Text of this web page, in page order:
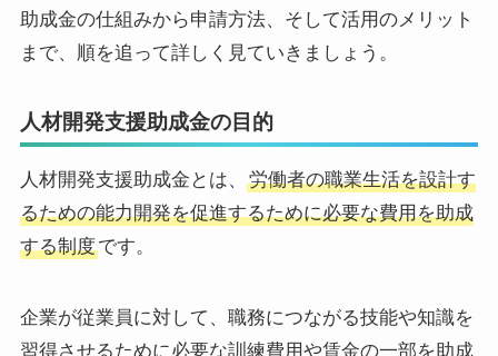
助成金の仕組みから申請方法、そして活用のメリット
まで、順を追って詳しく見ていきましょう。
人材開発支援助成金の目的
人材開発支援助成金とは、
労働者の職業生活を設計す
るための能力開発を促進するために必要な費用を助成
する制度です。
企業が従業員に対して、職務につながる技能や知識を
習得させるために必要な訓練費用や賃金の一部を助成